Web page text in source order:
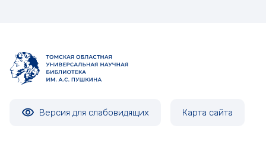
Версия для слабовидящих Карта сайта